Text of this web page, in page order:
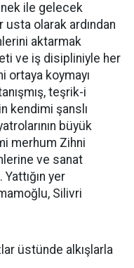
ile gelecek
usta olarak ardından
aktarmak
ve iş disipliniyle her
ortaya koymayı
teşrik-i
kendimi şanslı
büyük
merhum Zihni
ve sanat
yer
Silivri
üstünde alkışlarla